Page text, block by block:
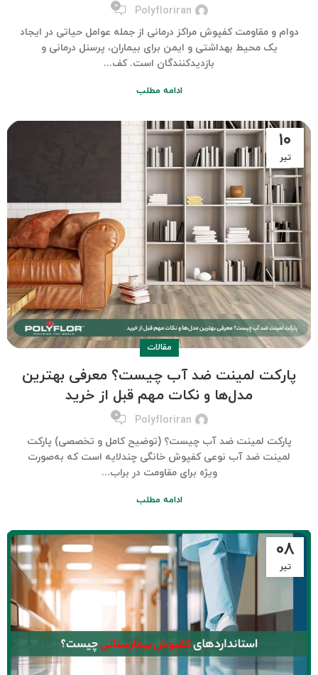
Polyfloriran ۰
دوام و مقاومت کفپوش مراکز درمانی از جمله عوامل حیاتی در ایجاد
یک محیط بهداشتی و ایمن برای بیماران، پرسنل درمانی و
بازدیدکنندگان است. کف...
ادامه مطلب
۱۰
تیر
مقالات
پارکت لمینت ضد آب چیست؟ معرفی بهترین
مدل‌ها و نکات مهم قبل از خرید
Polyfloriran ۰
پارکت لمینت ضد آب چیست؟ (توضیح کامل و تخصصی) پارکت
لمینت ضد آب نوعی کفپوش خانگی چندلایه است که به‌صورت
ویژه برای مقاومت در براب...
ادامه مطلب
۰۸
تیر